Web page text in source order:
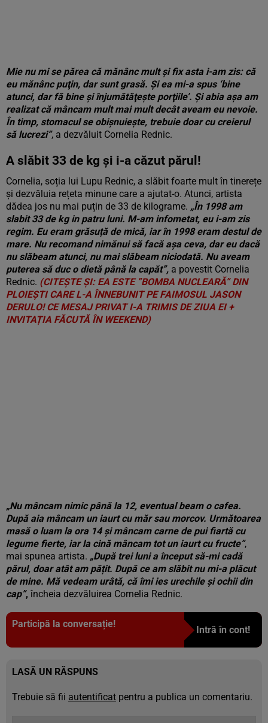
Mie nu mi se părea că mănânc mult şi fix asta i-am zis: că
eu mănânc puţin, dar sunt grasă. Şi ea mi-a spus ‘bine
atunci, dar fă bine şi înjumătăţeşte porţiile’. Şi abia aşa am
realizat că mâncam mult mai mult decât aveam eu nevoie.
În timp, stomacul se obişnuieşte, trebuie doar cu creierul
să lucrezi”, a dezvăluit Cornelia Rednic.
A slăbit 33 de kg și i-a căzut părul!
Cornelia, soția lui Lupu Rednic, a slăbit foarte mult în tinerețe
și dezvăluia rețeta minune care a ajutat-o. Atunci, artista
dădea jos nu mai puțin de 33 de kilograme. „În 1998 am
slabit 33 de kg in patru luni. M-am infometat, eu i-am zis
regim. Eu eram grăsuță de mică, iar în 1998 eram destul de
mare. Nu recomand nimănui să facă așa ceva, dar eu dacă
nu slăbeam atunci, nu mai slăbeam niciodată. Nu aveam
puterea să duc o dietă până la capăt”, a povestit Cornelia
Rednic. (CITEȘTE ȘI: EA ESTE ”BOMBA NUCLEARĂ” DIN
PLOIEȘTI CARE L-A ÎNNEBUNIT PE FAIMOSUL JASON
DERULO! CE MESAJ PRIVAT I-A TRIMIS DE ZIUA EI +
INVITAȚIA FĂCUTĂ ÎN WEEKEND)
„Nu mâncam nimic până la 12, eventual beam o cafea.
După aia mâncam un iaurt cu măr sau morcov. Următoarea
masă o luam la ora 14 și mâncam carne de pui fiartă cu
legume fierte, iar la cină mâncam tot un iaurt cu fructe”,
mai spunea artista. „După trei luni a început să-mi cadă
părul, doar atât am pățit. După ce am slăbit nu mi-a plăcut
de mine. Mă vedeam urâtă, că îmi ies urechile și ochii din
cap”, încheia dezvăluirea Cornelia Rednic.
Participă la conversație!
Intră în cont!
LASĂ UN RĂSPUNS
Trebuie să fii autentificat pentru a publica un comentariu.